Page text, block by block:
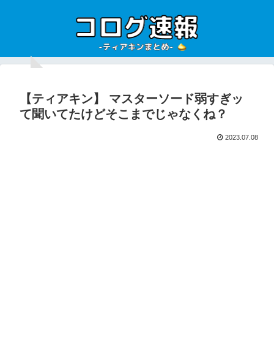
【ティアキン】 マスターソード弱すぎッ
て聞いてたけどそこまでじゃなくね？
2023.07.08